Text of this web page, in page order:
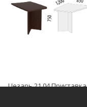
Цезарь 21.04 Приставка